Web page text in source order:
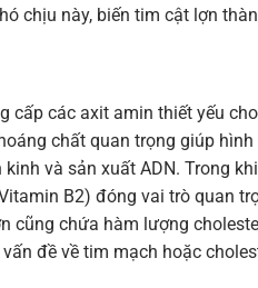
chịu này, biến tim cật lợn
các axit amin thiết yếu
chất quan trọng giúp
và sản xuất ADN. Trong
B2) đóng vai trò quan
cũng chứa hàm lượng
đề về tim mạch hoặc